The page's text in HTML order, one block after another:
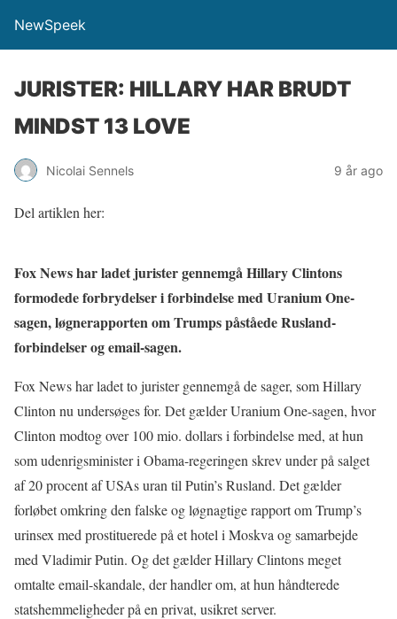
NewSpeek
JURISTER: HILLARY HAR BRUDT
MINDST 13 LOVE
Nicolai Sennels 9 år ago
Del artiklen her:
Fox News har ladet jurister gennemgå Hillary Clintons
formodede forbrydelser i forbindelse med Uranium One-
sagen, løgnerapporten om Trumps påståede Rusland-
forbindelser og email-sagen.
Fox News har ladet to jurister gennemgå de sager, som Hillary
Clinton nu undersøges for. Det gælder Uranium One-sagen, hvor
Clinton modtog over 100 mio. dollars i forbindelse med, at hun
som udenrigsminister i Obama-regeringen skrev under på salget
af 20 procent af USAs uran til Putin’s Rusland. Det gælder
forløbet omkring den falske og løgnagtige rapport om Trump’s
urinsex med prostituerede på et hotel i Moskva og samarbejde
med Vladimir Putin. Og det gælder Hillary Clintons meget
omtalte email-skandale, der handler om, at hun håndterede
statshemmeligheder på en privat, usikret server.